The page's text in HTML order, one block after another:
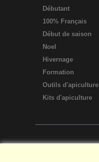
Débutant
100% Français
Début de saison
Noel
Hivernage
Formation
Outils d'apiculture
Kits d'apiculture